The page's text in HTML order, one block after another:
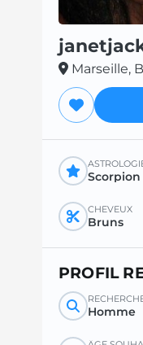
Marseille,
Scorpion
CHEVEUX
Bruns
PROFIL
Homme